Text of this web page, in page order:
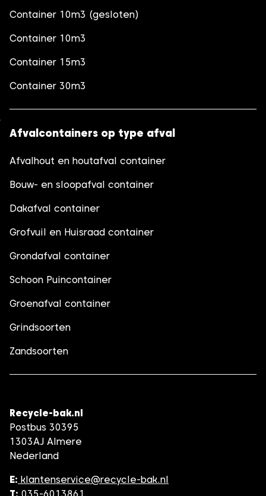
Container 10m3 (gesloten)
Container 10m3
Container 15m3
Container 30m3
Afvalcontainers op type afval
Afvalhout en houtafval container
Bouw- en sloopafval container
Dakafval container
Grofvuil en Huisraad container
Grondafval container
Schoon Puincontainer
Groenafval container
Grindsoorten
Zandsoorten
Recycle-bak.nl
Postbus 30395
1303AJ Almere
Nederland
E: klantenservice@recycle-bak.nl